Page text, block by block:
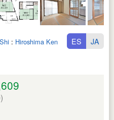
: Hiroshima Ken ES JA